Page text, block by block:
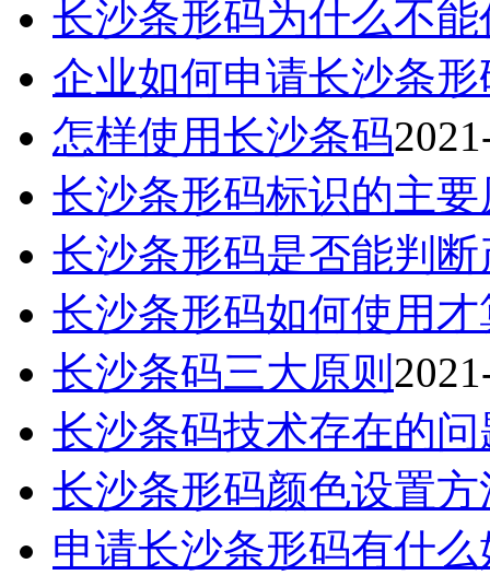
长沙条形码为什么不能
企业如何申请长沙条形
怎样使用长沙条码
长沙条形码标识的主要
长沙条形码是否能判
长沙条形码如何使用
长沙条码三大原则
长沙条码技术存在的问
长沙条形码颜色设置方
申请长沙条形码有什么